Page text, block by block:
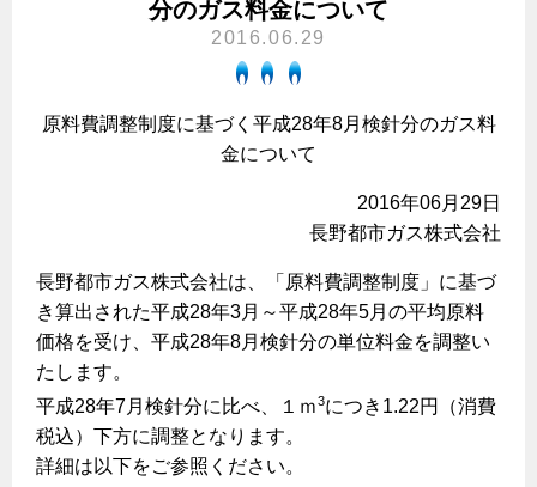
ご請求とお支払いについて
口座振替によるお支払い
払込書によるスマホアプリでのお支払い
検針について
原料費調整制度について
こんなときは
ガスくさいとき・警報器が鳴ったとき
ガスコンロとIHクッキングヒーターの比較
調理性
快適性
経済性
ライフスタイルの変化に対応するエコジョーズ
ガス・電気併用住宅とオール電化住宅の比較
オススメの商品一覧
レンジフード
レンジフード
オーブン・炊飯器
キッチンをリフォーム
リフォーム事例紹介
3つのあんしん宣言
テレビCM
スタッフ
都市ガスでんき 従量電灯Ｂ
都市ガスでんき 従量電灯Ｃ
都市ガスでんき 低圧電力
電気料金の計算について
ご請求とお支払い
食育活動について
エコ・クッキング
料理教室レンタル
ホーム お知らせ
お問合わせ・資料請求 ショールーム
情報誌 企業情報
分のガス料金について
2016.06.29
原料費調整制度に基づく平成28年8月検針分のガス料
金について
2016年06月29日
長野都市ガス株式会社
長野都市ガス株式会社は、「原料費調整制度」に基づ
き算出された平成28年3月～平成28年5月の平均原料
価格を受け、平成28年8月検針分の単位料金を調整い
たします。
平成28年7月検針分に比べ、１ｍ3につき1.22円（消費
税込）下方に調整となります。
詳細は以下をご参照ください。